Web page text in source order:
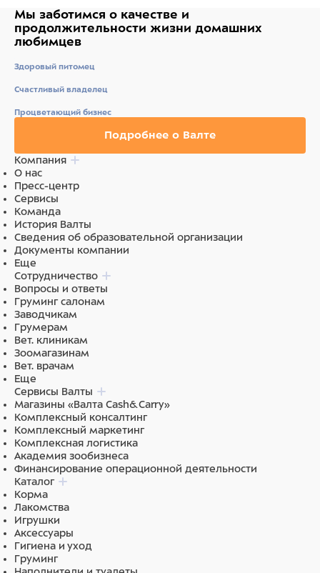
Мы заботимся о качестве и
продолжительности жизни домашних
любимцев
Здоровый питомец
Счастливый владелец
Процветающий бизнес
Подробнее о Валте
Компания
О нас
Пресс-центр
Сервисы
Команда
История Валты
Сведения об образовательной организации
Документы компании
Еще
Сотрудничество
Вопросы и ответы
Груминг салонам
Заводчикам
Грумерам
Вет. клиникам
Зоомагазинам
Вет. врачам
Еще
Сервисы Валты
Магазины «Валта Cash&Carry»
Комплексный консалтинг
Комплексный маркетинг
Комплексная логистика
Академия зообизнеса
Финансирование операционной деятельности
Каталог
Корма
Лакомства
Игрушки
Аксессуары
Гигиена и уход
Груминг